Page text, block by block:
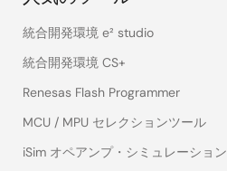
統合開発環境 e² studio
統合開発環境 CS+
Renesas Flash Programmer
MCU / MPU セレクションツール
iSim オペアンプ・シミュレーション